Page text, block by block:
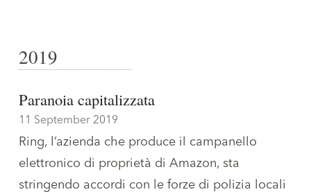
2019
Paranoia capitalizzata
11 September 2019
Ring, l’azienda che produce il campanello
elettronico di proprietà di Amazon, sta
stringendo accordi con le forze di polizia locali